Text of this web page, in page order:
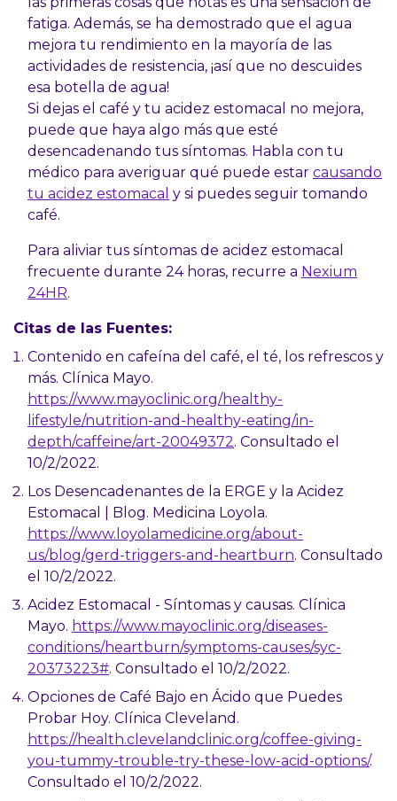
fatiga. Además, se ha demostrado que el agua
mejora tu rendimiento en la mayoría de las
actividades de resistencia, ¡así que no descuides
esa botella de agua!
Si dejas el café y tu acidez estomacal no mejora,
puede que haya algo más que esté
desencadenando tus síntomas. Habla con tu
médico para averiguar qué puede estar causando
tu acidez estomacal y si puedes seguir tomando
café.
Para aliviar tus síntomas de acidez estomacal
frecuente durante 24 horas, recurre a Nexium
24HR.
Citas de las Fuentes:
Contenido en cafeína del café, el té, los refrescos y
más. Clínica Mayo.
https://www.mayoclinic.org/healthy-
lifestyle/nutrition-and-healthy-eating/in-
depth/caffeine/art-20049372. Consultado el
10/2/2022.
Los Desencadenantes de la ERGE y la Acidez
Estomacal | Blog. Medicina Loyola.
https://www.loyolamedicine.org/about-
us/blog/gerd-triggers-and-heartburn. Consultado
el 10/2/2022.
Acidez Estomacal - Síntomas y causas. Clínica
Mayo. https://www.mayoclinic.org/diseases-
conditions/heartburn/symptoms-causes/syc-
20373223#. Consultado el 10/2/2022.
Opciones de Café Bajo en Ácido que Puedes
Probar Hoy. Clínica Cleveland.
https://health.clevelandclinic.org/coffee-giving-
you-tummy-trouble-try-these-low-acid-options/.
Consultado el 10/2/2022.